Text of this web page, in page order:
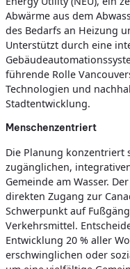
Abwärme aus dem
des Bedarfs an Heizung
Unterstützt durch eine
führende Rolle
Technologien und
Stadtentwicklung.
Menschenzentriert
Die Planung konzentriert
zugänglichen,
Gemeinde am Wasser.
direkten Zugang zur
Schwerpunkt auf
Verkehrsmittel.
Entwicklung 20 % aller
erschwinglichen oder